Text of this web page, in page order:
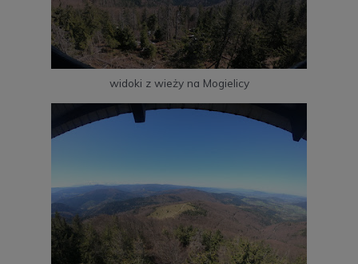
widoki z wieży na Mogielicy